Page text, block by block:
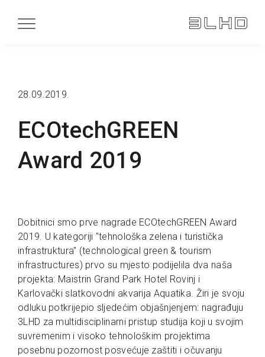
ECOtechGREEN
Award 2019
28.09.2019.
Dobitnici smo prve nagrade ECOtechGREEN Award
2019. U kategoriji "tehnološka zelena i turistička
infrastruktura" (technological green & tourism
infrastructures) prvo su mjesto podijelila dva naša
projekta: Maistrin Grand Park Hotel Rovinj i
Karlovački slatkovodni akvarija Aquatika. Žiri je svoju
odluku potkrijepio sljedećim objašnjenjem: nagrađuju
3LHD za multidisciplinarni pristup studija koji u svojim
suvremenim i visoko tehnološkim projektima
posebnu pozornost posvećuje zaštiti i očuvanju